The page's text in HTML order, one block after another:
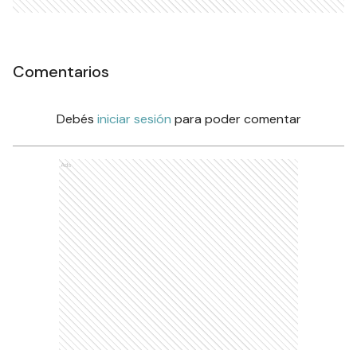
Comentarios
Debés iniciar sesión para poder comentar
Ads